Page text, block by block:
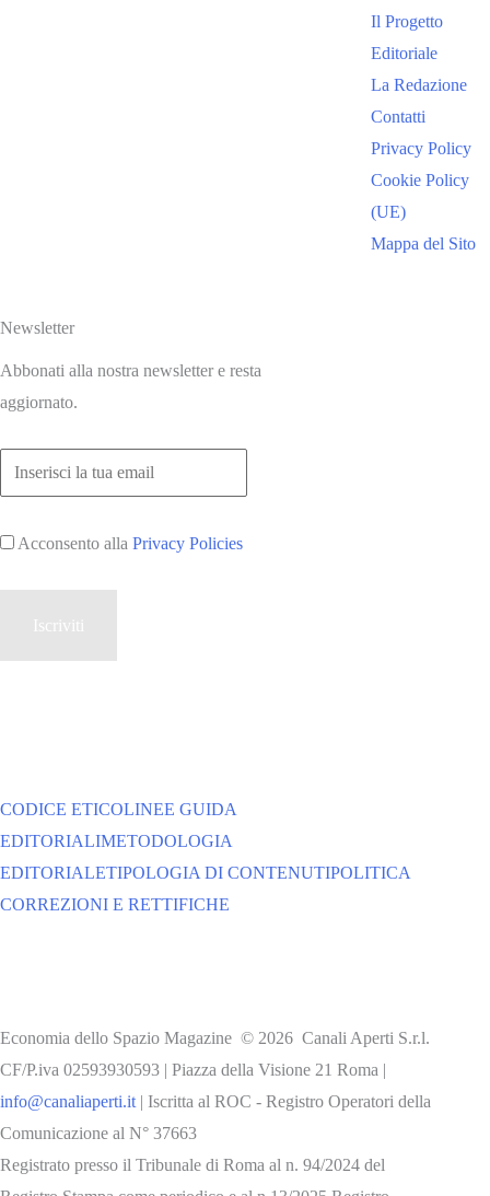
Il Progetto
Editoriale
La Redazione
Contatti
Privacy Policy
Cookie Policy
(UE)
Mappa del Sito
Newsletter
Abbonati alla nostra newsletter e resta
aggiornato.
Acconsento alla Privacy Policies
CODICE ETICOLINEE GUIDA
EDITORIALIMETODOLOGIA
EDITORIALETIPOLOGIA DI CONTENUTIPOLITICA
CORREZIONI E RETTIFICHE
Economia dello Spazio Magazine © 2026 Canali Aperti S.r.l.
CF/P.iva 02593930593 | Piazza della Visione 21 Roma |
info@canaliaperti.it | Iscritta al ROC - Registro Operatori della
Comunicazione al N° 37663
Registrato presso il Tribunale di Roma al n. 94/2024 del